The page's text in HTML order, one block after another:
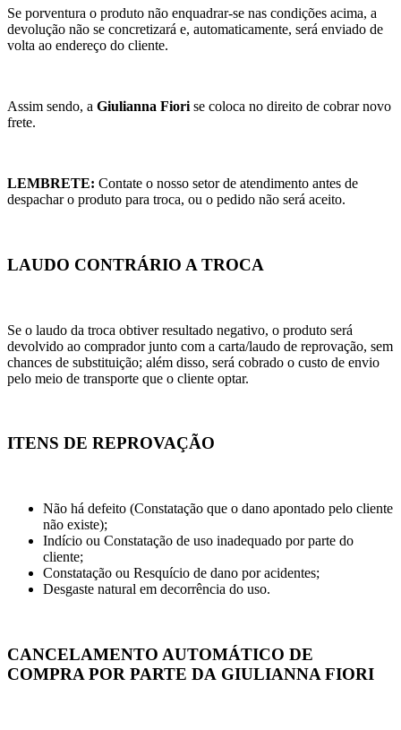
Se porventura o produto não enquadrar-se nas condições acima, a
devolução não se concretizará e, automaticamente, será enviado de
volta ao endereço do cliente.
Assim sendo, a Giulianna Fiori se coloca no direito de cobrar novo
frete.
LEMBRETE: Contate o nosso setor de atendimento antes de
despachar o produto para troca, ou o pedido não será aceito.
LAUDO CONTRÁRIO A TROCA
Se o laudo da troca obtiver resultado negativo, o produto será
devolvido ao comprador junto com a carta/laudo de reprovação, sem
chances de substituição; além disso, será cobrado o custo de envio
pelo meio de transporte que o cliente optar.
ITENS DE REPROVAÇÃO
Não há defeito (Constatação que o dano apontado pelo cliente
não existe);
Indício ou Constatação de uso inadequado por parte do
cliente;
Constatação ou Resquício de dano por acidentes;
Desgaste natural em decorrência do uso.
CANCELAMENTO AUTOMÁTICO DE
COMPRA POR PARTE DA GIULIANNA FIORI